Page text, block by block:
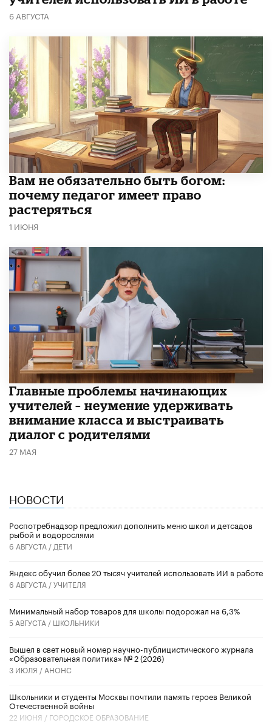
6 АВГУСТА
​Вам не обязательно быть богом:
почему педагог имеет право
растеряться
1 ИЮНЯ
Главные проблемы начинающих
учителей – неумение удерживать
внимание класса и выстраивать
диалог с родителями
27 МАЯ
НОВОСТИ
Роспотребнадзор предложил дополнить меню школ и детсадов
рыбой и водорослями
6 АВГУСТА / ДЕТИ
​Яндекс обучил более 20 тысяч учителей использовать ИИ в работе
6 АВГУСТА /УЧИТЕЛЯ
Минимальный набор товаров для школы подорожал на 6,3%
5 АВГУСТА / ШКОЛЬНИКИ
Вышел в свет новый номер научно-публицистического журнала
«Образовательная политика» № 2 (2026)
3 ИЮЛЯ / АНОНС
Школьники и студенты Москвы почтили память героев Великой
Отечественной войны
22 ИЮНЯ / ГОРОДСКОЕ ОБРАЗОВАНИЕ